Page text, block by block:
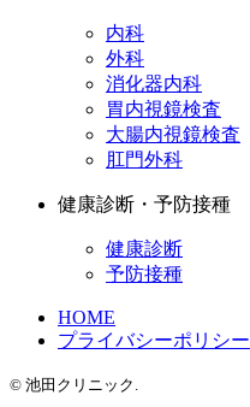
内科
外科
消化器内科
胃内視鏡検査
大腸内視鏡検査
肛門外科
健康診断・予防接種
健康診断
予防接種
HOME
プライバシーポリシー
© 池田クリニック.